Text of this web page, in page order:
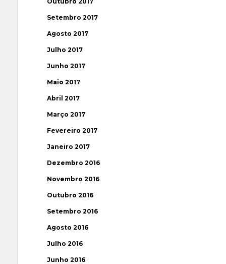
Setembro 2017
Agosto 2017
Julho 2017
Junho 2017
Maio 2017
Abril 2017
Março 2017
Fevereiro 2017
Janeiro 2017
Dezembro 2016
Novembro 2016
Outubro 2016
Setembro 2016
Agosto 2016
Julho 2016
Junho 2016